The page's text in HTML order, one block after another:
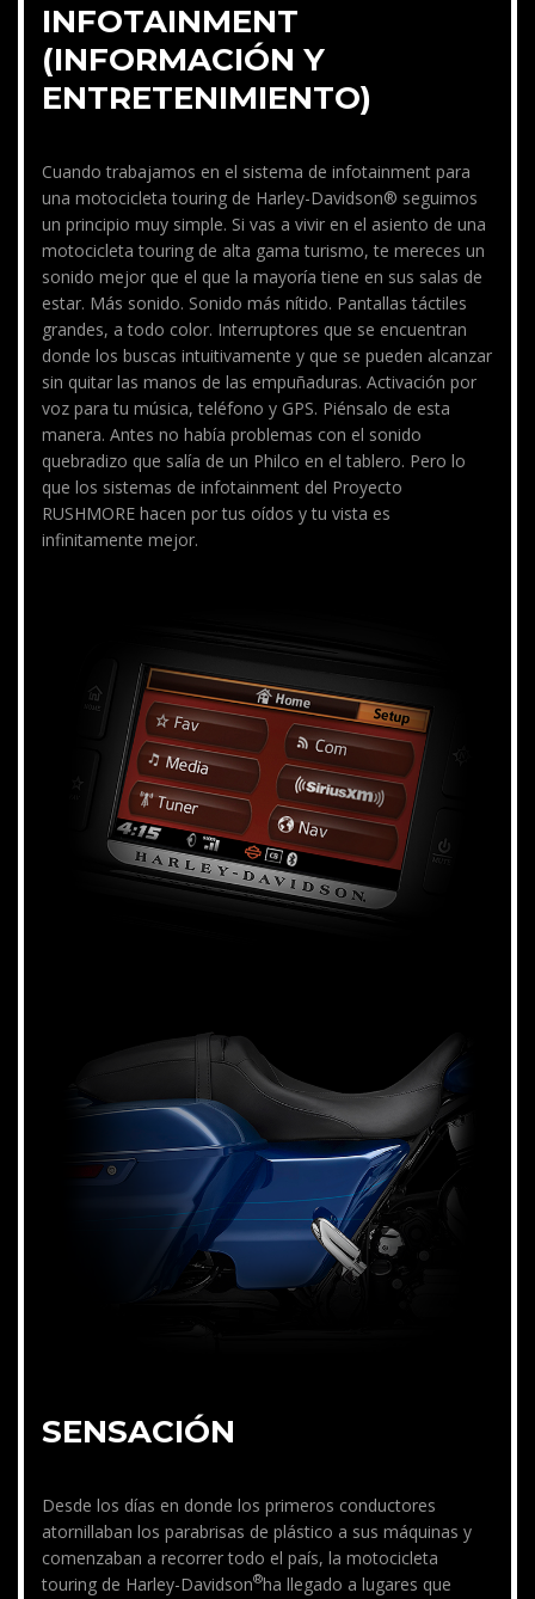
INFOTAINMENT
(INFORMACIÓN Y
ENTRETENIMIENTO)
Cuando trabajamos en el sistema de infotainment para
una motocicleta touring de Harley-Davidson® seguimos
un principio muy simple. Si vas a vivir en el asiento de una
motocicleta touring de alta gama turismo, te mereces un
sonido mejor que el que la mayoría tiene en sus salas de
estar. Más sonido. Sonido más nítido. Pantallas táctiles
grandes, a todo color. Interruptores que se encuentran
donde los buscas intuitivamente y que se pueden alcanzar
sin quitar las manos de las empuñaduras. Activación por
voz para tu música, teléfono y GPS. Piénsalo de esta
manera. Antes no había problemas con el sonido
quebradizo que salía de un Philco en el tablero. Pero lo
que los sistemas de infotainment del Proyecto
RUSHMORE hacen por tus oídos y tu vista es
infinitamente mejor.
SENSACIÓN
Desde los días en donde los primeros conductores
atornillaban los parabrisas de plástico a sus máquinas y
comenzaban a recorrer todo el país, la motocicleta
touring de Harley-Davidson®ha llegado a lugares que